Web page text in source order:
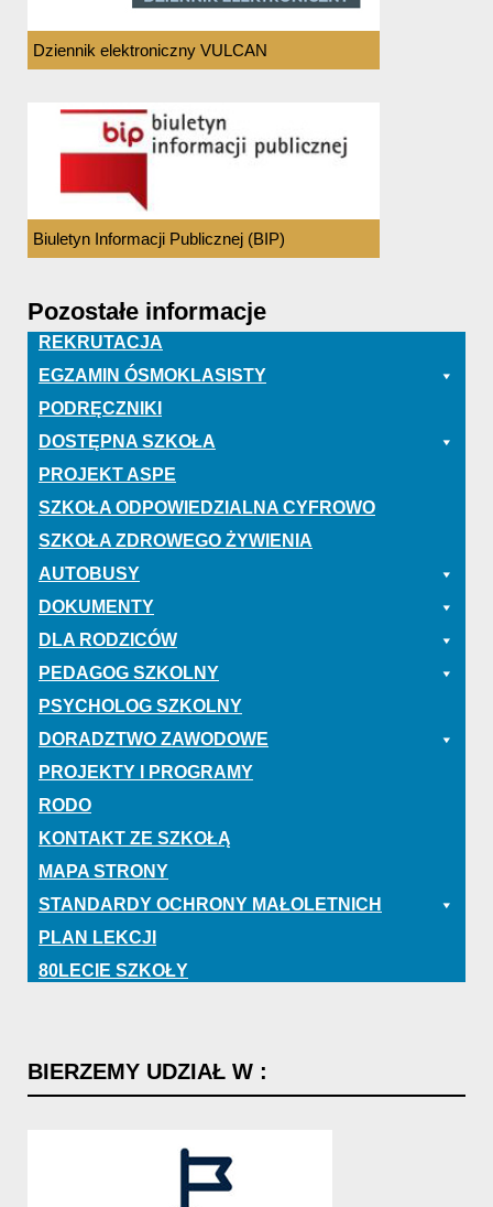
Dziennik elektroniczny VULCAN
Biuletyn Informacji Publicznej (BIP)
Pozostałe informacje
REKRUTACJA
EGZAMIN ÓSMOKLASISTY
PODRĘCZNIKI
DOSTĘPNA SZKOŁA
PROJEKT ASPE
SZKOŁA ODPOWIEDZIALNA CYFROWO
SZKOŁA ZDROWEGO ŻYWIENIA
AUTOBUSY
DOKUMENTY
DLA RODZICÓW
PEDAGOG SZKOLNY
PSYCHOLOG SZKOLNY
DORADZTWO ZAWODOWE
PROJEKTY I PROGRAMY
RODO
KONTAKT ZE SZKOŁĄ
MAPA STRONY
STANDARDY OCHRONY MAŁOLETNICH
PLAN LEKCJI
80LECIE SZKOŁY
BIERZEMY UDZIAŁ W :